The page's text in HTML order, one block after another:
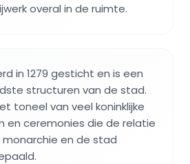
overal in de ruimte.
in 1279 gesticht en is een
structuren van de stad.
toneel van veel koninklijke
en ceremonies die de relatie
en de stad